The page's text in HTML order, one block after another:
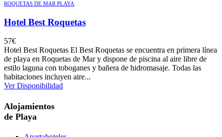
ROQUETAS DE MAR PLAYA
Hotel Best Roquetas
57€
Hotel Best Roquetas El Best Roquetas se encuentra en primera línea
de playa en Roquetas de Mar y dispone de piscina al aire libre de
estilo laguna con toboganes y bañera de hidromasaje. Todas las
habitaciones incluyen aire...
Ver Disponibilidad
Alojamientos
de Playa